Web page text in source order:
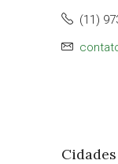
(11)
Cidades